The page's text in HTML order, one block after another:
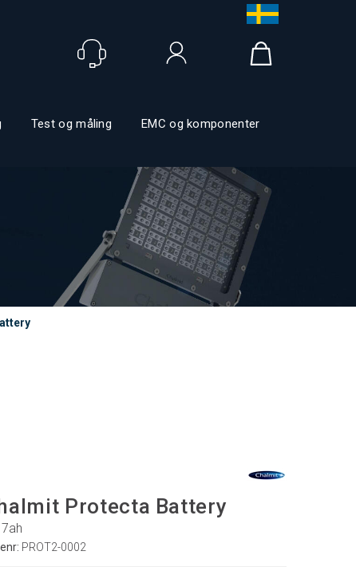
Test og måling
EMC og komponenter
Protecta Battery
7ah
PROT2-0002